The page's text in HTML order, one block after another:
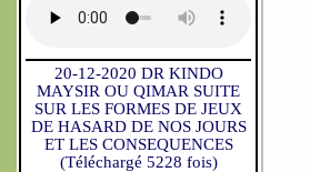
20-12-2020 DR KINDO
MAYSIR OU QIMAR SUITE
SUR LES FORMES DE JEUX
DE HASARD DE NOS JOURS
ET LES CONSEQUENCES
(Téléchargé 5228 fois)